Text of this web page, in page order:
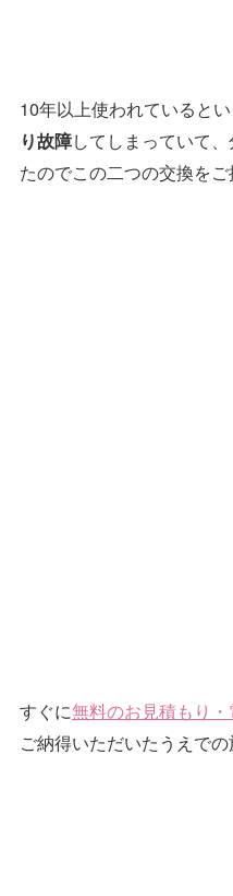
10年以上使われていると
り故障してしまっていて
たのでこの二つの交換を
すぐに無料のお見積もり
ご納得いただいたうえで